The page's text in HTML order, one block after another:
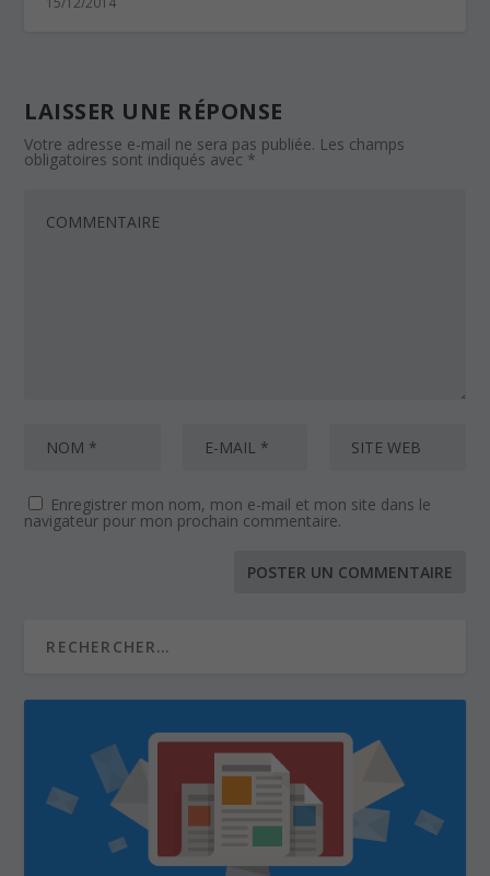
LAISSER UNE RÉPONSE
Votre adresse e-mail ne sera pas publiée. Les champs
obligatoires sont indiqués avec *
Enregistrer mon nom, mon e-mail et mon site dans le
navigateur pour mon prochain commentaire.